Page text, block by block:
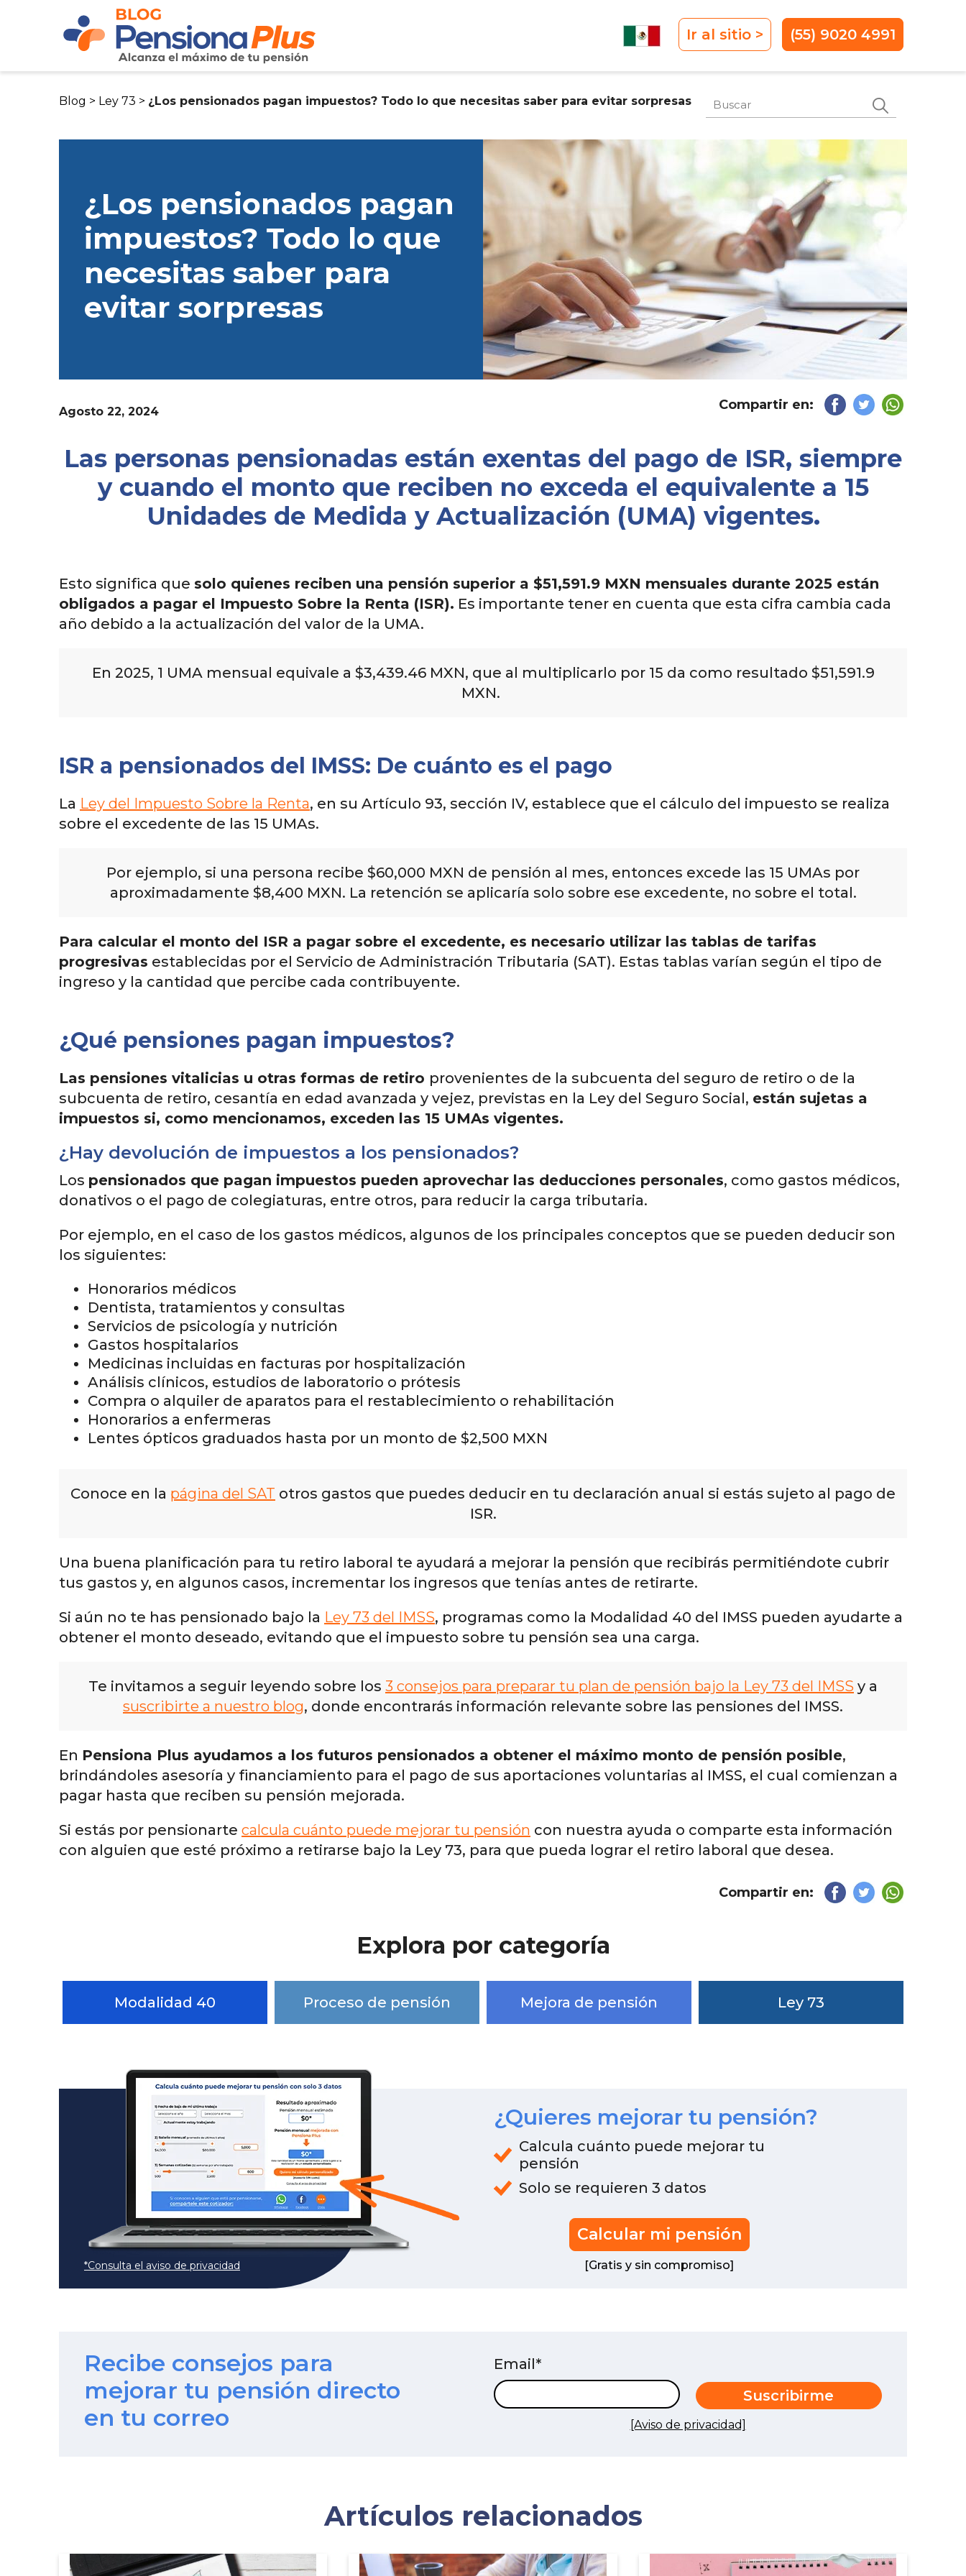
Ir al sitio > (55) 9020 4991
Blog > Ley 73 > ¿Los pensionados pagan impuestos? Todo lo que necesitas saber para evitar sorpresas Este es un campo de búsqueda
No hay sugerencias porque el campo de
¿Los pensionados pagan
impuestos? Todo lo que
necesitas saber para
evitar sorpresas
Agosto 22, 2024 Compartir en:
Las personas pensionadas están exentas del pago de ISR, siempre
y cuando el monto que reciben no exceda el equivalente a 15
Unidades de Medida y Actualización (UMA) vigentes.
Esto significa que solo quienes reciben una pensión superior a $51,591.9 MXN mensuales durante 2025 están
obligados a pagar el Impuesto Sobre la Renta (ISR). Es importante tener en cuenta que esta cifra cambia cada
año debido a la actualización del valor de la UMA.
En 2025, 1 UMA mensual equivale a $3,439.46 MXN, que al multiplicarlo por 15 da como resultado $51,591.9
MXN.
ISR a pensionados del IMSS: De cuánto es el pago
La Ley del Impuesto Sobre la Renta, en su Artículo 93, sección IV, establece que el cálculo del impuesto se realiza
sobre el excedente de las 15 UMAs.
Por ejemplo, si una persona recibe $60,000 MXN de pensión al mes, entonces excede las 15 UMAs por
aproximadamente $8,400 MXN. La retención se aplicaría solo sobre ese excedente, no sobre el total.
Para calcular el monto del ISR a pagar sobre el excedente, es necesario utilizar las tablas de tarifas
progresivas establecidas por el Servicio de Administración Tributaria (SAT). Estas tablas varían según el tipo de
ingreso y la cantidad que percibe cada contribuyente.
¿Qué pensiones pagan impuestos?
Las pensiones vitalicias u otras formas de retiro provenientes de la subcuenta del seguro de retiro o de la
subcuenta de retiro, cesantía en edad avanzada y vejez, previstas en la Ley del Seguro Social, están sujetas a
impuestos si, como mencionamos, exceden las 15 UMAs vigentes.
¿Hay devolución de impuestos a los pensionados?
Los pensionados que pagan impuestos pueden aprovechar las deducciones personales, como gastos médicos,
donativos o el pago de colegiaturas, entre otros, para reducir la carga tributaria.
Por ejemplo, en el caso de los gastos médicos, algunos de los principales conceptos que se pueden deducir son
los siguientes:
Honorarios médicos
Dentista, tratamientos y consultas
Servicios de psicología y nutrición
Gastos hospitalarios
Medicinas incluidas en facturas por hospitalización
Análisis clínicos, estudios de laboratorio o prótesis
Compra o alquiler de aparatos para el restablecimiento o rehabilitación
Honorarios a enfermeras
Lentes ópticos graduados hasta por un monto de $2,500 MXN
Conoce en la página del SAT otros gastos que puedes deducir en tu declaración anual si estás sujeto al pago de
ISR.
Una buena planificación para tu retiro laboral te ayudará a mejorar la pensión que recibirás permitiéndote cubrir
tus gastos y, en algunos casos, incrementar los ingresos que tenías antes de retirarte.
Si aún no te has pensionado bajo la Ley 73 del IMSS, programas como la Modalidad 40 del IMSS pueden ayudarte a
obtener el monto deseado, evitando que el impuesto sobre tu pensión sea una carga.
Te invitamos a seguir leyendo sobre los 3 consejos para preparar tu plan de pensión bajo la Ley 73 del IMSS y a
suscribirte a nuestro blog, donde encontrarás información relevante sobre las pensiones del IMSS.
En Pensiona Plus ayudamos a los futuros pensionados a obtener el máximo monto de pensión posible,
brindándoles asesoría y financiamiento para el pago de sus aportaciones voluntarias al IMSS, el cual comienzan a
pagar hasta que reciben su pensión mejorada.
Si estás por pensionarte calcula cuánto puede mejorar tu pensión con nuestra ayuda o comparte esta información
con alguien que esté próximo a retirarse bajo la Ley 73, para que pueda lograr el retiro laboral que desea.
Compartir en:
Explora por categoría
Modalidad 40 Proceso de pensión Mejora de pensión Ley 73
*Consulta el aviso de privacidad
¿Quieres mejorar tu pensión?
Calcula cuánto puede mejorar tu
pensión
Solo se requieren 3 datos
Calcular mi pensión
[Gratis y sin compromiso]
Recibe consejos para
mejorar tu pensión directo
en tu correo
Email*
[Aviso de privacidad]
Artículos relacionados